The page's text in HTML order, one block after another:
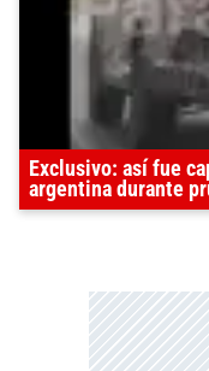
Exclusivo: así fue
argentina durante